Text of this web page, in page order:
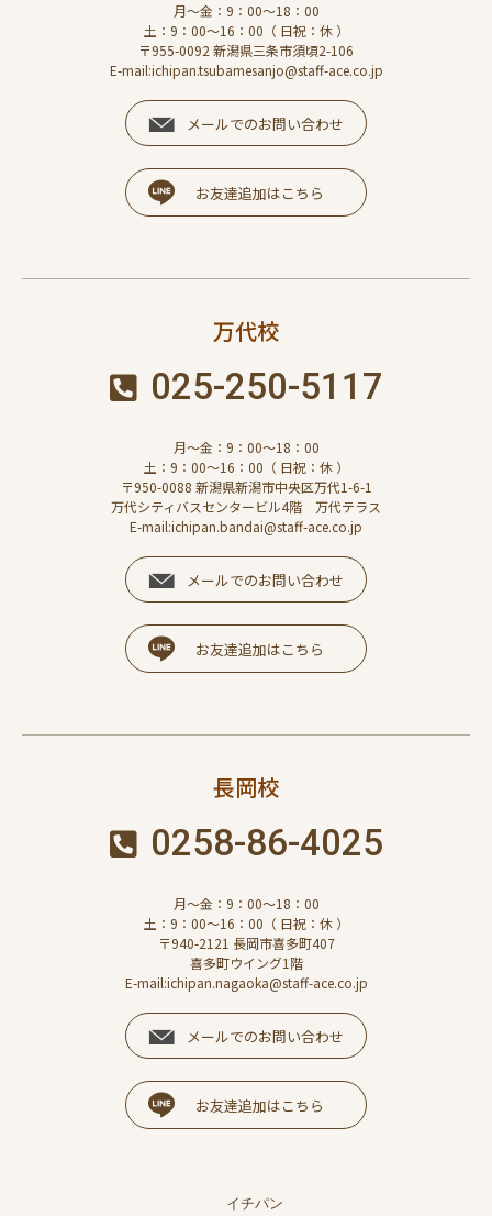
月～金：9：00～18：00
土：9：00～16：00（ 日祝：休 ）
〒955-0092 新潟県三条市須頃2-106
E-mail:ichipan.tsubamesanjo@staff-ace.co.jp
メールでのお問い合わせ
お友達追加はこちら
万代校
025-250-5117
月～金：9：00～18：00
土：9：00～16：00（ 日祝：休 ）
〒950-0088 新潟県新潟市中央区万代1-6-1
万代シティバスセンタービル4階 万代テラス
E-mail:ichipan.bandai@staff-ace.co.jp
メールでのお問い合わせ
お友達追加はこちら
長岡校
0258-86-4025
月～金：9：00～18：00
土：9：00～16：00（ 日祝：休 ）
〒940-2121 長岡市喜多町407
喜多町ウイング1階
E-mail:ichipan.nagaoka@staff-ace.co.jp
メールでのお問い合わせ
お友達追加はこちら
イチパン